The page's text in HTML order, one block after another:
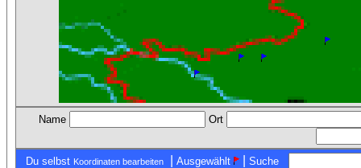
Name Ort
Du selbst Koordinaten bearbeiten Ausgewählt | Suche